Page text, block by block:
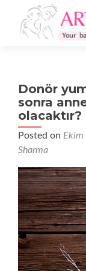
Donör
sonra
olacaktır?
Posted on
Sharma